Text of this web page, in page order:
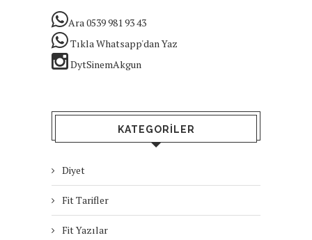
Ara 0539 981 93 43
Tıkla Whatsapp'dan Yaz
DytSinemAkgun
KATEGORILER
Diyet
Fit Tarifler
Fit Yazılar